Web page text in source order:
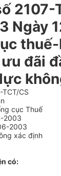
2107-
Ngày
đãi
TCT/CS
cục Thuế
2003
2003
xác định
có: